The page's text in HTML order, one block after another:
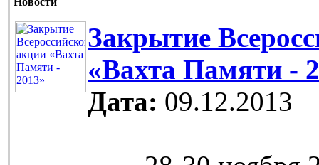
Закрытие
«Вахта Памяти -
Дата: 09.12.2013